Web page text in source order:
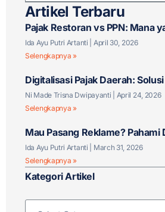
Artikel Terbaru
Pajak Restoran vs PPN: Mana
untuk Bisnis F&B Anda?
Ida Ayu Putri Artanti
April 30, 2026
Selengkapnya »
Digitalisasi Pajak Daerah:
Tantangan Baru?
Ni Made Trisna Dwipayanti
April 24, 2026
Selengkapnya »
Mau Pasang Reklame? Pahami
Ida Ayu Putri Artanti
March 31, 2026
Selengkapnya »
Kategori Artikel